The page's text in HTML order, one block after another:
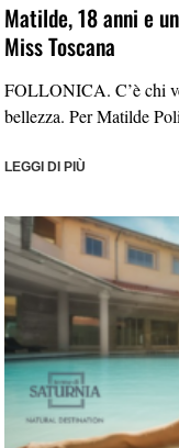
Matilde, 18 anni e
Miss Toscana
FOLLONICA. C’è chi
bellezza. Per Matilde Poli
LEGGI DI PIÙ